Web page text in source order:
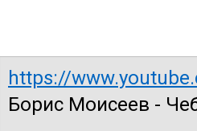
https://
Борис Моисеев -